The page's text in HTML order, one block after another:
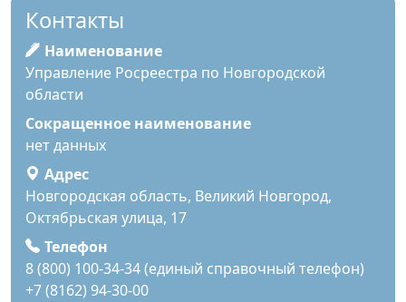
Контакты
Наименование
Управление Росреестра по Новгородской
области
Сокращенное наименование
нет данных
Адрес
Новгородская область, Великий Новгород,
Октябрьская улица, 17
Телефон
8 (800) 100-34-34 (единый справочный телефон)
+7 (8162) 94-30-00